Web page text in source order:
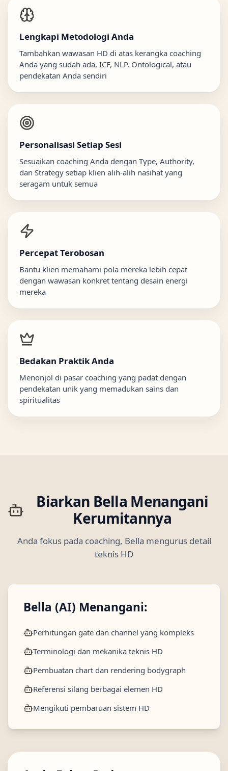
Lengkapi Metodologi Anda
Tambahkan wawasan HD di atas kerangka coaching
Anda yang sudah ada, ICF, NLP, Ontological, atau
pendekatan Anda sendiri
Personalisasi Setiap Sesi
Sesuaikan coaching Anda dengan Type, Authority,
dan Strategy setiap klien alih-alih nasihat yang
seragam untuk semua
Percepat Terobosan
Bantu klien memahami pola mereka lebih cepat
dengan wawasan konkret tentang desain energi
mereka
Bedakan Praktik Anda
Menonjol di pasar coaching yang padat dengan
pendekatan unik yang memadukan sains dan
spiritualitas
Biarkan Bella Menangani
Kerumitannya
Anda fokus pada coaching, Bella mengurus detail
teknis HD
Bella (AI) Menangani:
Perhitungan gate dan channel yang kompleks
Terminologi dan mekanika teknis HD
Pembuatan chart dan rendering bodygraph
Referensi silang berbagai elemen HD
Mengikuti pembaruan sistem HD